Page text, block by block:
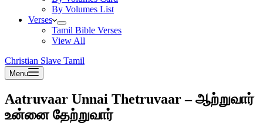
By Volumes List
Verses
Tamil Bible Verses
View All
Christian Slave Tamil
Menu
Aatruvaar Unnai Thetruvaar – ஆற்றுவார்
உன்னை தேற்றுவார்